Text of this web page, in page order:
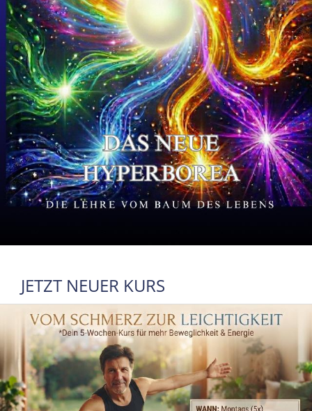
JETZT NEUER KURS